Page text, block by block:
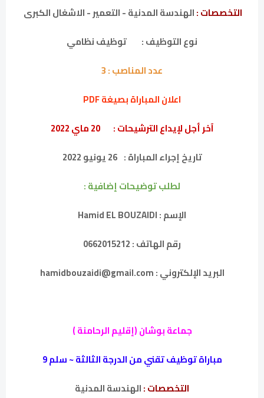
التخصصات :الهندسة المدنية - التعمير - الاشغال الكبرى
نوع التوظيف :
توظيف نظامي
عدد المناصب :3
اعلان المباراة بصيغة PDF
آخر أجل لإيداع الترشيحات :
20 ماي 2022
تاريخ إجراء المباراة : 26 يونيو 2022
لطلب توضيحات إضافية :
الإسم : Hamid EL BOUZAIDI
رقم الهاتف : 0662015212
البريد الإلكتروني : hamidbouzaidi@gmail.com
جماعة بوشان (إقليم الرحامنة )
مباراة توظيف تقني من الدرجة الثالثة ~ سلم 9
التخصصات :الهندسة المدنية